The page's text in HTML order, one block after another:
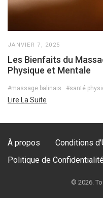
JANVIER 7, 2025
Les Bienfaits du
Physique et Mentale
#massage balinais #santé
Lire La Suite
À propos
Conditions
Politique de Confidentialité
© 2026.